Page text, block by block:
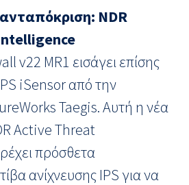
ανταπόκριση: NDR
v22 MR1 εισάγει επίσης
iSensor από την
Taegis. Αυτή η νέα
Active Threat
πρόσθετα
ανίχνευσης IPS για να